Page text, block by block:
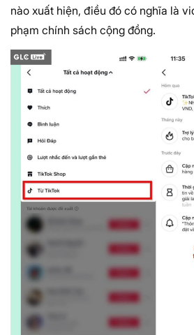
nào xuất hiện, điều đó có nghĩa là
phạm chính sách cộng đồng.